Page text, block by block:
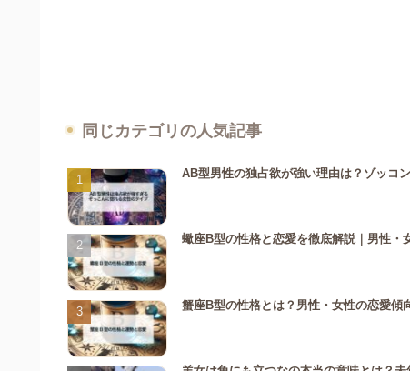
同じカテゴリの人気記事
AB型男性の独占欲が強い理由は？ゾッコ
蠍座B型の性格と恋愛を徹底解説｜男性・
蟹座B型の性格とは？男性・女性の恋愛傾